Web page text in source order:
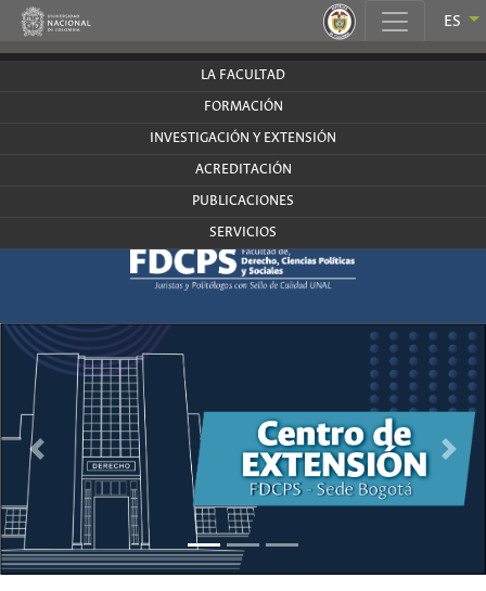
ES
LA FACULTAD
FORMACIÓN
INVESTIGACIÓN Y EXTENSIÓN
ACREDITACIÓN
PUBLICACIONES
SERVICIOS
Anterior